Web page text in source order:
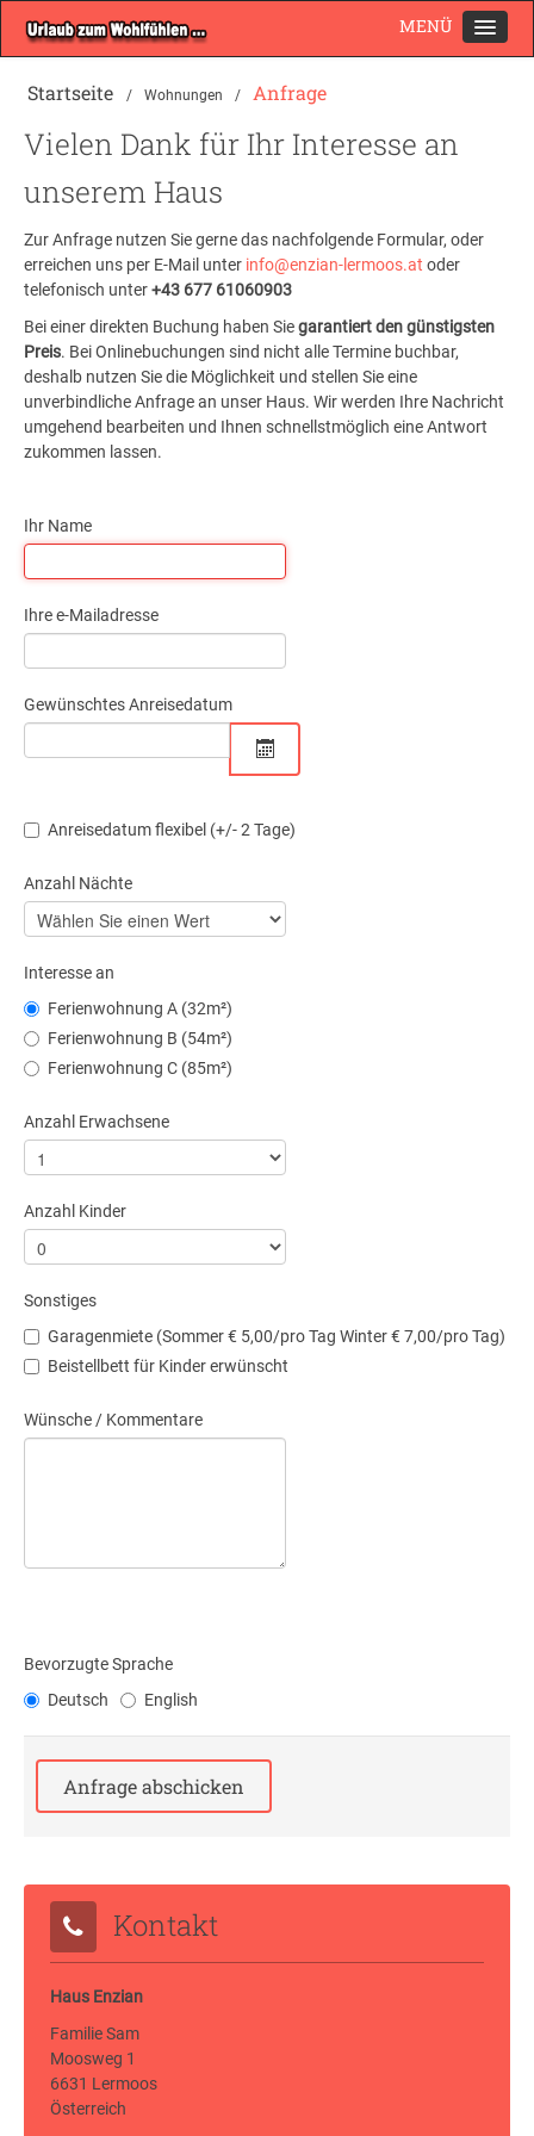
MENÜ
Unser Haus
Wohnung A
Wohnung B
Wohnung C
Anfrage
Online Buchen
Preise
Buchen
Mehr
Startseite / Wohnungen / Anfrage
Vielen Dank für Ihr Interesse an
unserem Haus
Zur Anfrage nutzen Sie gerne das nachfolgende Formular, oder
erreichen uns per E-Mail unter info@enzian-lermoos.at oder
telefonisch unter+43 677 61060903
Bei einer direkten Buchung haben Siegarantiert den günstigsten
Preis. Bei Onlinebuchungen sind nicht alle Termine buchbar,
deshalb nutzen Sie die Möglichkeit und stellen Sie eine
unverbindliche Anfrage an unser Haus. Wir werden Ihre Nachricht
umgehend bearbeiten und Ihnen schnellstmöglich eine Antwort
zukommen lassen.
Ihr Name
Ihre e-Mailadresse
Gewünschtes Anreisedatum
Anreisedatum flexibel (+/- 2 Tage)
Anzahl Nächte
Interesse an
Ferienwohnung A (32m²)
Ferienwohnung B (54m²)
Ferienwohnung C (85m²)
Anzahl Erwachsene
Anzahl Kinder
Sonstiges
Garagenmiete (Sommer € 5,00/pro Tag Winter € 7,00/pro Tag)
Beistellbett für Kinder erwünscht
Wünsche / Kommentare
Bevorzugte Sprache
Deutsch
English
Kontakt
Haus Enzian
Familie Sam
Moosweg 1
6631 Lermoos
Österreich